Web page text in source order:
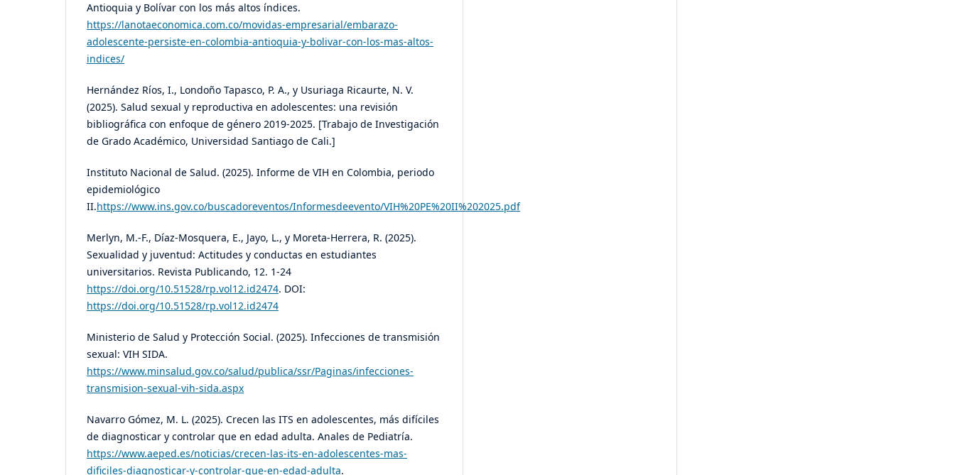
Antioquia y Bolívar con los más altos índices.
https://lanotaeconomica.com.co/movidas-empresarial/embarazo-
adolescente-persiste-en-colombia-antioquia-y-bolivar-con-los-mas-altos-
indices/
Hernández Ríos, I., Londoño Tapasco, P. A., y Usuriaga Ricaurte, N. V.
(2025). Salud sexual y reproductiva en adolescentes: una revisión
bibliográfica con enfoque de género 2019-2025. [Trabajo de Investigación
de Grado Académico, Universidad Santiago de Cali.]
Instituto Nacional de Salud. (2025). Informe de VIH en Colombia, periodo
epidemiológico
II.https://www.ins.gov.co/buscadoreventos/Informesdeevento/VIH%20PE%20II%202025.pdf
Merlyn, M.-F., Díaz-Mosquera, E., Jayo, L., y Moreta-Herrera, R. (2025).
Sexualidad y juventud: Actitudes y conductas en estudiantes
universitarios. Revista Publicando, 12. 1-24
https://doi.org/10.51528/rp.vol12.id2474. DOI:
https://doi.org/10.51528/rp.vol12.id2474
Ministerio de Salud y Protección Social. (2025). Infecciones de transmisión
sexual: VIH SIDA.
https://www.minsalud.gov.co/salud/publica/ssr/Paginas/infecciones-
transmision-sexual-vih-sida.aspx
Navarro Gómez, M. L. (2025). Crecen las ITS en adolescentes, más difíciles
de diagnosticar y controlar que en edad adulta. Anales de Pediatría.
https://www.aeped.es/noticias/crecen-las-its-en-adolescentes-mas-
dificiles-diagnosticar-y-controlar-que-en-edad-adulta.